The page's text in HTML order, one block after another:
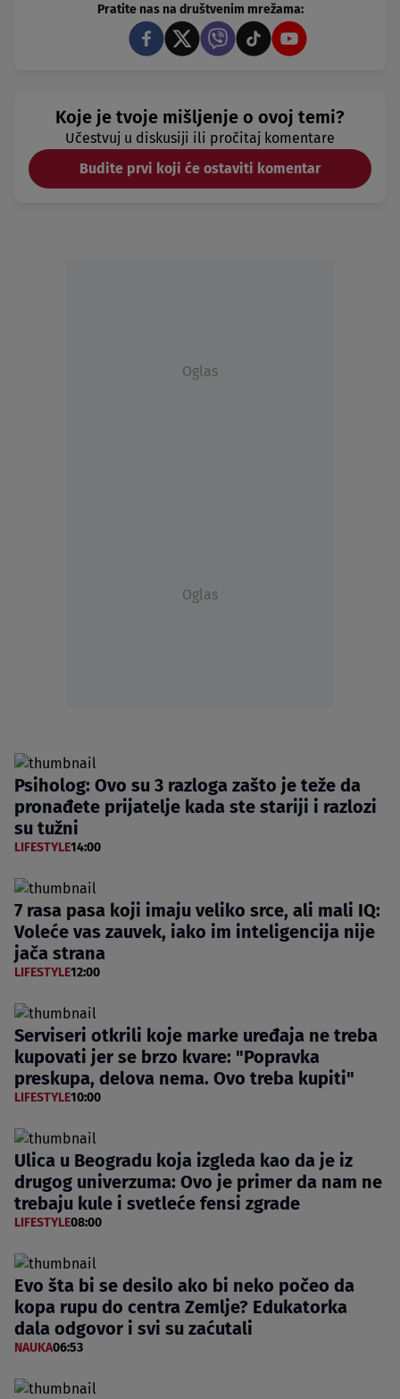
Pratite nas na društvenim mrežama:
Koje je tvoje mišljenje o ovoj temi?
Učestvuj u diskusiji ili pročitaj komentare
Budite prvi koji će ostaviti komentar
Oglas
Oglas
Psiholog: Ovo su 3 razloga zašto je teže da
pronađete prijatelje kada ste stariji i razlozi
su tužni
LIFESTYLE14:00
7 rasa pasa koji imaju veliko srce, ali mali IQ:
Voleće vas zauvek, iako im inteligencija nije
jača strana
LIFESTYLE12:00
Serviseri otkrili koje marke uređaja ne treba
kupovati jer se brzo kvare: "Popravka
preskupa, delova nema. Ovo treba kupiti"
LIFESTYLE10:00
Ulica u Beogradu koja izgleda kao da je iz
drugog univerzuma: Ovo je primer da nam ne
trebaju kule i svetleće fensi zgrade
LIFESTYLE08:00
Evo šta bi se desilo ako bi neko počeo da
kopa rupu do centra Zemlje? Edukatorka
dala odgovor i svi su zaćutali
NAUKA06:53